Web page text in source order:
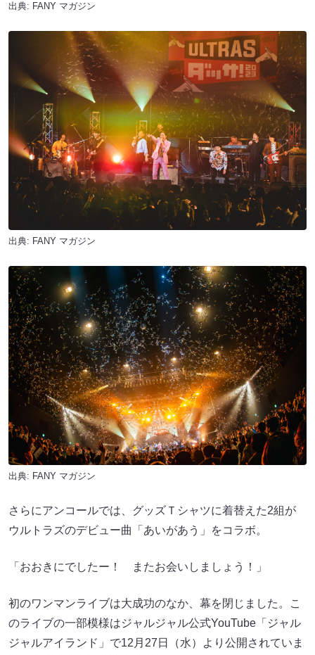
出典: FANY マガジン
出典: FANY マガジン
出典: FANY マガジン
さらにアンコールでは、グッズＴシャツに着替えた2組が
ウルトラズのデビュー曲「あいがあう」をコラボ。
「おおきにでしたー！ またお会いしましょう！」
初のワンマンライブは大成功のなか、幕を閉じました。こ
のライブの一部模様はジャルジャル公式YouTube「ジャル
ジャルアイランド」で12月27日（水）より公開されていま